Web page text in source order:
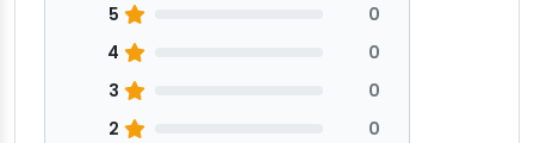
5
0
4
0
3
0
2
0